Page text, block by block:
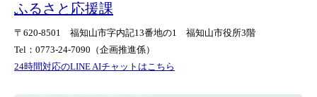
ふるさと応援課
〒620-8501 福知山市字内記13番地の1 福知山市役所3階
Tel：0773-24-7090 （企画推進係）
24時間対応のLINE AIチャットはこちら
外